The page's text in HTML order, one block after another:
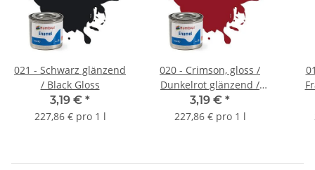
021 - Schwarz glänzend
/ Black Gloss
3,19 € *
227,86 € pro 1 l
020 - Crimson, gloss /
Dunkelrot glänzend /
Purpur
3,19 € *
227,86 € pro 1 l